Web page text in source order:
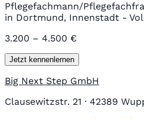
Pflegefachmann/
in Dortmund, Innenstadt -
3.200 – 4.500 €
Jetzt kennenlernen
Big Next Step GmbH
Clausewitzstr. 21 · 42389